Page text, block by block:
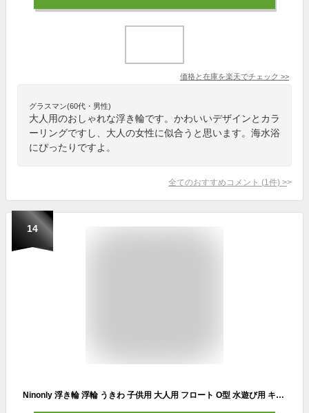
価格と在庫を楽天でチェック >>
グラスマン(60代・男性)
大人用のおしゃれな浮き輪です。かわいいデザインとカラ
ーリングですし、大人の女性に似合うと思います。海水浴
にぴったりですよ。
全てのおすすめコメント (1 件) >
14
Ninonly 浮き輪 浮輪 うきわ 子供用 大人用 フロート O型 水遊び用 キラキラ 夏休み 空気入れ スイミング 直径90cm（星空柄）